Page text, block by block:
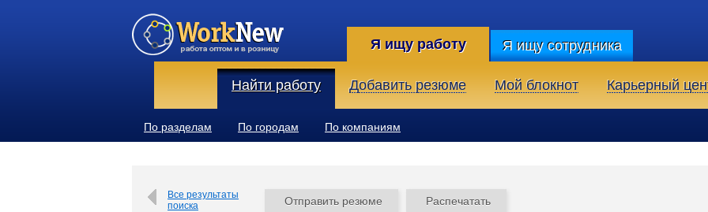
Я ищу работу Я ищу сотрудника
Найти работу Добавить резюме Мой блокнот Карьерный
По разделам По городам По компаниям
Все результаты
поиска
Отправить резюме Распечатать